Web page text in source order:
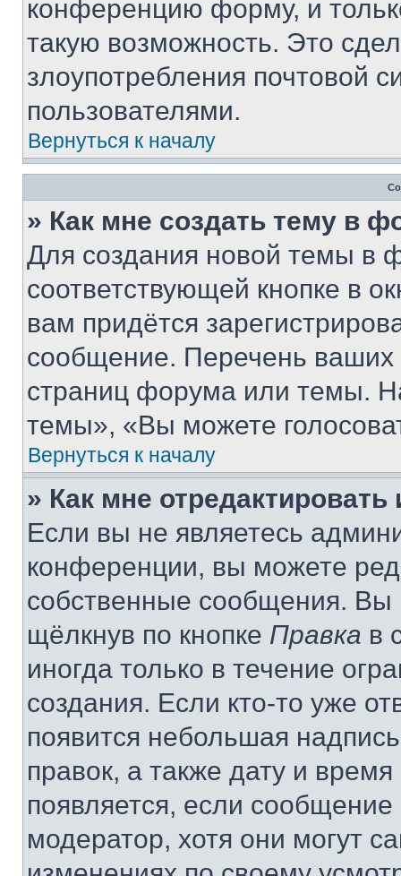
конференцию форму, и
такую возможность. Это
злоупотребления почтовой
пользователями.
Вернуться к началу
» Как мне создать тему в
Для создания новой темы в
соответствующей кнопке в
вам придётся
сообщение. Перечень ваших
страниц форума или темы.
темы», «Вы можете
Вернуться к началу
» Как мне
Если вы не являетесь
конференции, вы можете
собственные сообщения. Вы
щёлкнув по кнопке Правка в
иногда только в течение
создания. Если кто-то уже
появится небольшая
правок, а также дату и
появляется, если
модератор, хотя они могут